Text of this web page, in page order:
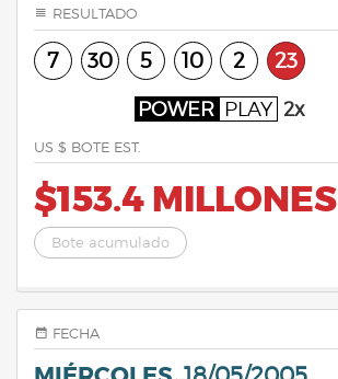
RESULTADO
7 30 5 10 2 23
POWER PLAY 2x
US $ BOTE EST.
$153.4 MILLONES
Bote acumulado
FECHA